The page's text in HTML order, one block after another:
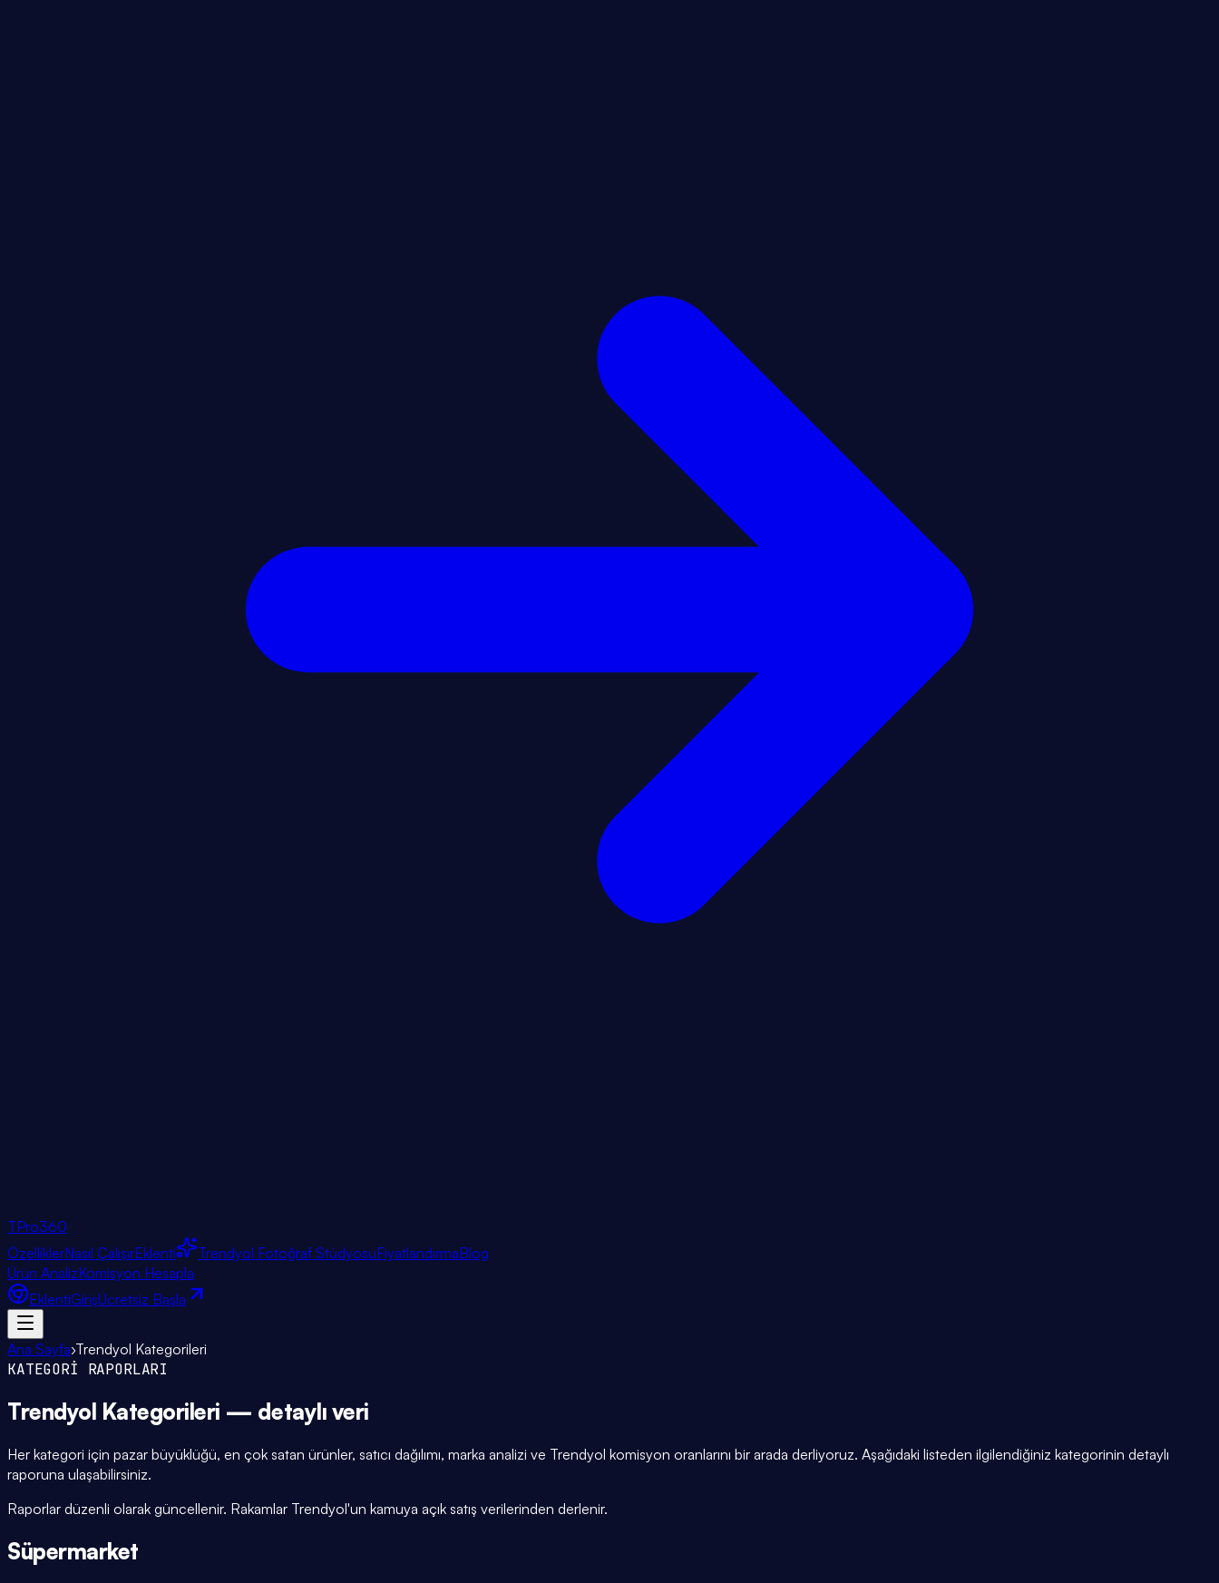
TPro360
ÖzelliklerNasıl ÇalışırEklenti Trendyol Fotoğraf StüdyosuFiyatlandırmaBlog
Ürün AnalizKomisyon Hesapla
EklentiGirişÜcretsiz Başla
Ana Sayfa›Trendyol Kategorileri
KATEGORİ RAPORLARI
Trendyol Kategorileri — detaylı veri
Her kategori için pazar büyüklüğü, en çok satan ürünler, satıcı dağılımı, marka analizi ve Trendyol komisyon oranlarını bir arada derliyoruz. Aşağıdaki listeden ilgilendiğiniz kategorinin detaylı
raporuna ulaşabilirsiniz.
Raporlar düzenli olarak güncellenir. Rakamlar Trendyol'un kamuya açık satış verilerinden derlenir.
Süpermarket